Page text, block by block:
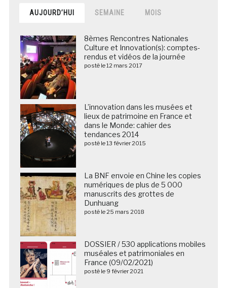
AUJOURD’HUI SEMAINE MOIS
8èmes Rencontres Nationales
Culture et Innovation(s): comptes-
rendus et vidéos de la journée
posté le 12 mars 2017
L’innovation dans les musées et
lieux de patrimoine en France et
dans le Monde: cahier des
tendances 2014
posté le 13 février 2015
La BNF envoie en Chine les copies
numériques de plus de 5 000
manuscrits des grottes de
Dunhuang
posté le 25 mars 2018
DOSSIER / 530 applications mobiles
muséales et patrimoniales en
France (09/02/2021)
posté le 9 février 2021